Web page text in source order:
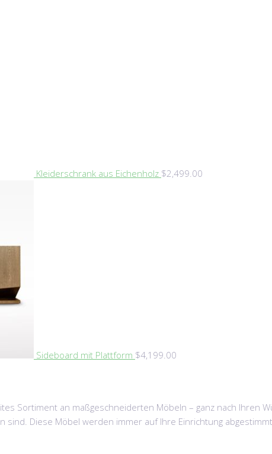
Kleiderschrank aus Eichenholz $2,499.00
Sideboard mit Plattform $4,199.00
Sortiment an maßgeschneiderten Möbeln – ganz nach Ihren
Diese Möbel werden immer auf Ihre Einrichtung